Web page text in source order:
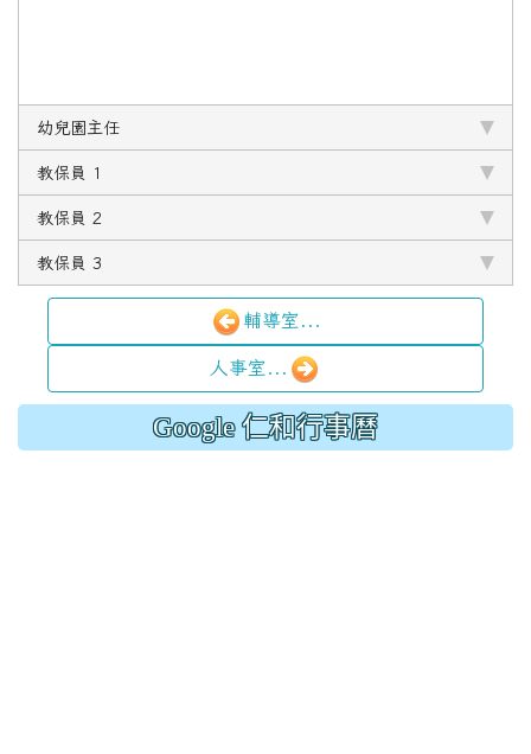
幼兒園主任
教保員 1
教保員 2
教保員 3
輔導室...
人事室...
Google 仁和行事曆